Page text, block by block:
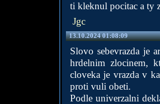
ti kleknul pocitac a ty
Jgc
13.10.2024 01:08:09
Slovo sebevrazda je
hrdelnim zlocinem,
cloveka je vrazda v
proti vuli obeti.
Podle univerzalni